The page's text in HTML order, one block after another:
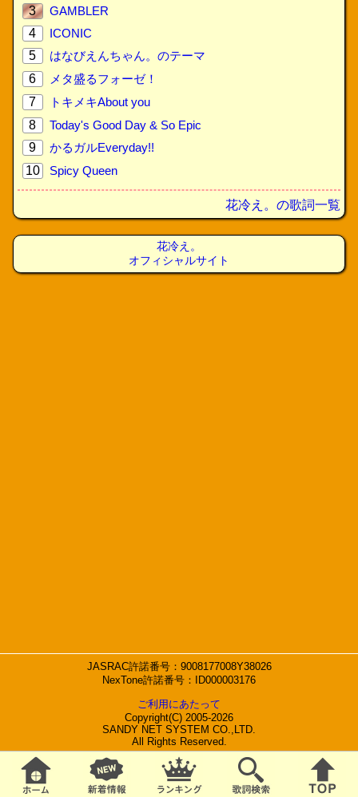
3
GAMBLER
4
ICONIC
5
はなびえんちゃん。のテーマ
6
メタ盛るフォーゼ！
7
トキメキAbout you
8
Today's Good Day & So Epic
9
かるガルEveryday!!
10
Spicy Queen
花冷え。の歌詞一覧
花冷え。
オフィシャルサイト
JASRAC許諾番号：9008177008Y38026
NexTone許諾番号：ID000003176
ご利用にあたって
Copyright(C) 2005-2026
SANDY NET SYSTEM CO.,LTD.
All Rights Reserved.